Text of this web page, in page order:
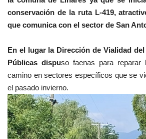
conservación de la ruta L-419,
que comunica con el sector de San
En el lugar la Dirección de Vialidad
Públicas dispuso faenas para reparar
camino en sectores específicos que se
el pasado invierno.